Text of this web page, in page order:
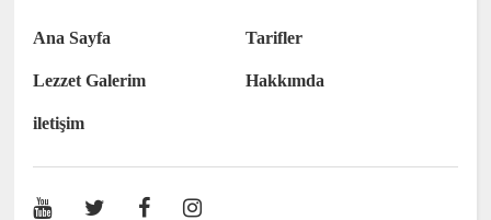
Ana Sayfa Tarifler
Lezzet Galerim Hakkımda
iletişim